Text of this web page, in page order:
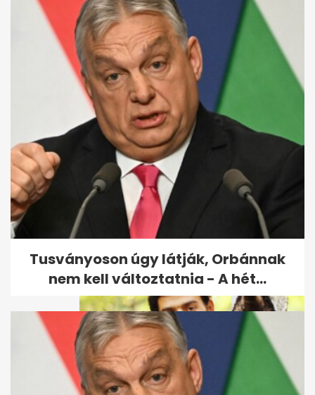
Jaylen Brown: elhajítottam a
telefonom, amikor Bostonból...
Tusványoson úgy látják, Orbánnak
nem kell változtatnia - A hét...